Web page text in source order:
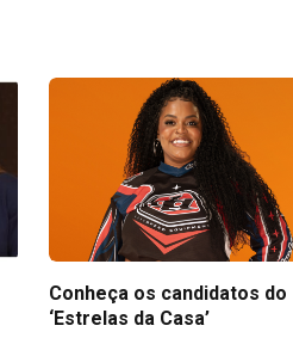
Conheça os candidatos do
‘Estrelas da Casa’